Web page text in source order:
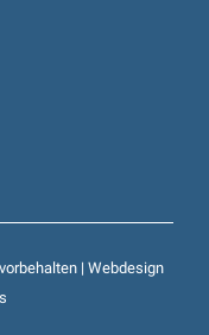
| Webdesign